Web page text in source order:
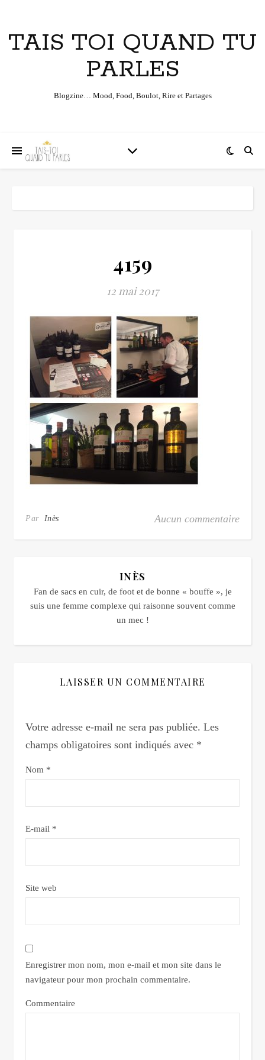
TAIS TOI QUAND TU
PARLES
Blogzine… Mood, Food, Boulot, Rire et Partages
4159
12 mai 2017
Par Inès Aucun commentaire
INÈS
Fan de sacs en cuir, de foot et de bonne « bouffe », je
suis une femme complexe qui raisonne souvent comme
un mec !
LAISSER UN COMMENTAIRE
Votre adresse e-mail ne sera pas publiée. Les
champs obligatoires sont indiqués avec *
Nom *
E-mail *
Site web
Enregistrer mon nom, mon e-mail et mon site dans le
navigateur pour mon prochain commentaire.
Commentaire